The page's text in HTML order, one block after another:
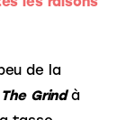
de la
The Grind à